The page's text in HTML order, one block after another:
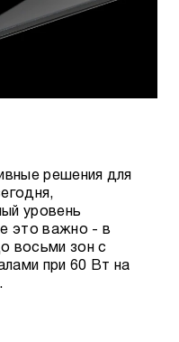
решения для
уровень
это важно - в
восьми зон с
при 60 Вт на